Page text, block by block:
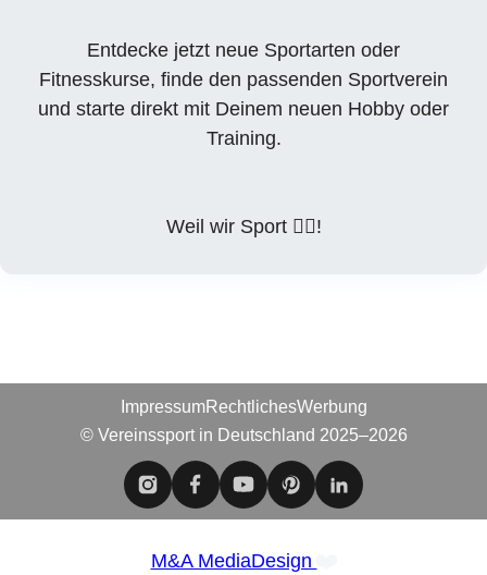
Entdecke jetzt neue Sportarten oder
Fitnesskurse, finde den passenden Sportverein
und starte direkt mit Deinem neuen Hobby oder
Training.
Weil wir Sport ❤️‍🔥!
ImpressumRechtlichesWerbung
© Vereinssport in Deutschland 2025–2026
M&A MediaDesign